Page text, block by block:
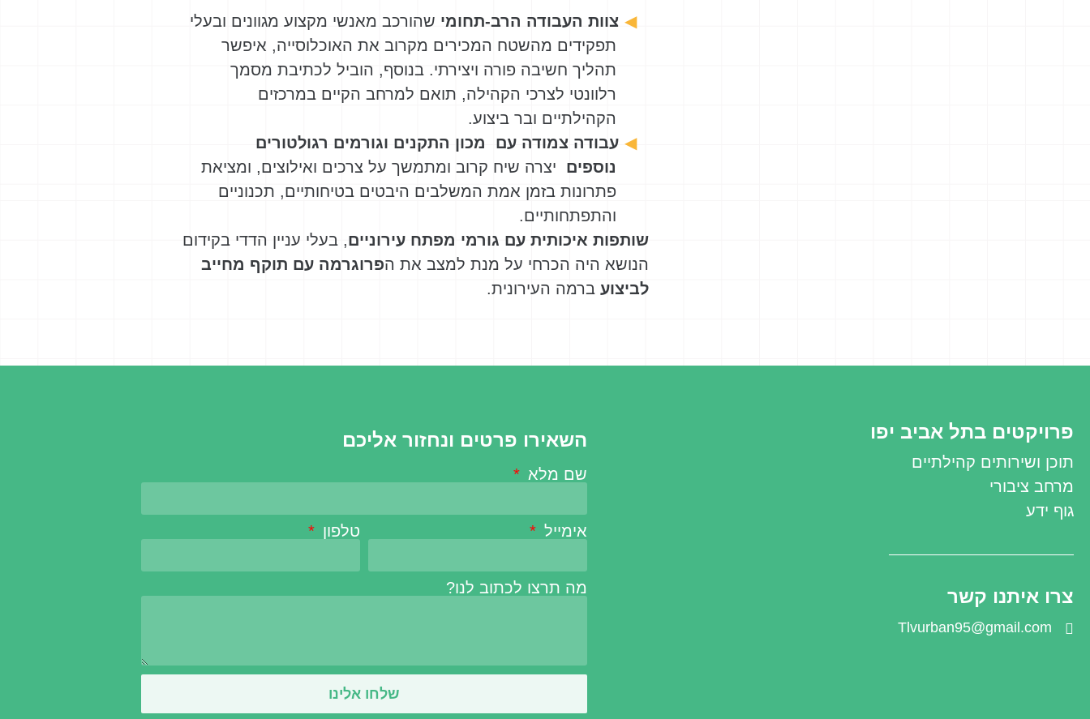
תכנון למשחקיה, וכתוצאה מכך יש חוסר במענה לשאלות תכנוניות על
והפעלת משחקיוֹת: היא מכילה עקרונות לתכנון, עיצוב, וכוללת המלצות
לאלמנטים משחקיים וציוד. עסקנו בשאלות כמו: כיצד לייצר מענים
השונות של היום? מה תפקיד המלווה הבוגר בעת השהייה במרחב ומה
המחקר המקיף הנוגע לסביבה התומכת בהתפתחות הגיל הרך
ואיגודו לכדי מסמך אחד, מרכז לראשונה בישראל הנחיות ברורות,
יישומיות וחדשניות הנוגעות לבנייה והפעלה של משחקיוֹת עירוניות.
יחידות עירוניות שותפות:
במידה ותרצו לשמוע עוד,
ניתן ליצור קשר עם חן אלפיה,
צוות העבודה הרב-תחומי שהורכב מאנשי מקצוע מגוונים ובעלי
תפקידים מהשטח המכירים מקרוב את האוכלוסייה, איפשר
תהליך חשיבה פורה ויצירתי. בנוסף, הוביל לכתיבת מסמך
רלוונטי לצרכי הקהילה, תואם למרחב הקיים במרכזים
הקהילתיים ובר ביצוע.
עבודה צמודה עם מכון התקנים וגורמים רגולטורים
נוספים
יצרה שיח קרוב ומתמשך על צרכים ואילוצים, ומציאת
פתרונות בזמן אמת המשלבים היבטים בטיחותיים, תכנוניים
והתפתחותיים.
שותפות איכותית עם גורמי מפתח עירוניים, בעלי עניין הדדי בקידום
הנושא היה הכרחי על מנת למצב את הפרוגרמה עם תוקף מחייב
לביצוע ברמה העירונית.
פרויקטים בתל אביב יפו
תוכן ושירותים קהילתיים
מרחב ציבורי
גוף ידע
צרו איתנו קשר
Tlvurban95@gmail.com
השאירו פרטים ונחזור אליכם
שם מלא
אימייל טלפון
מה תרצו לכתוב לנו?
שלחו אלינו